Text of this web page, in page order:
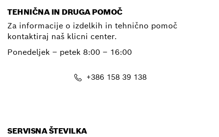
TEHNIČNA IN DRUGA POMOČ
Za informacije o izdelkih in tehnično pomoč
kontaktiraj naš klicni center.
Ponedeljek – petek 8:00 – 16:00
+386 158 39 138
SERVISNA ŠTEVILKA